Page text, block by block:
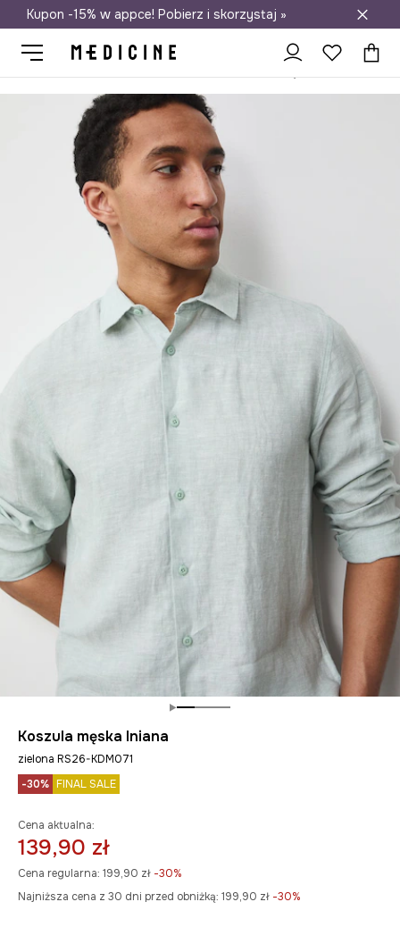
Darmowa dostawa do salonów
Kupon -15% w appce! Pobierz i skorzystaj »
Koszula męska lniana
zielona RS26-KDM071
-30% FINAL SALE
Cena aktualna:
139,90 zł
Cena regularna: 199,90 zł -30%
Najniższa cena z 30 dni przed obniżką: 199,90 zł -30%